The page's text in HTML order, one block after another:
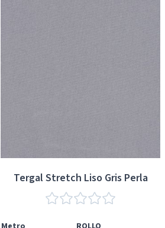
Tergal Stretch Liso Gris Perla